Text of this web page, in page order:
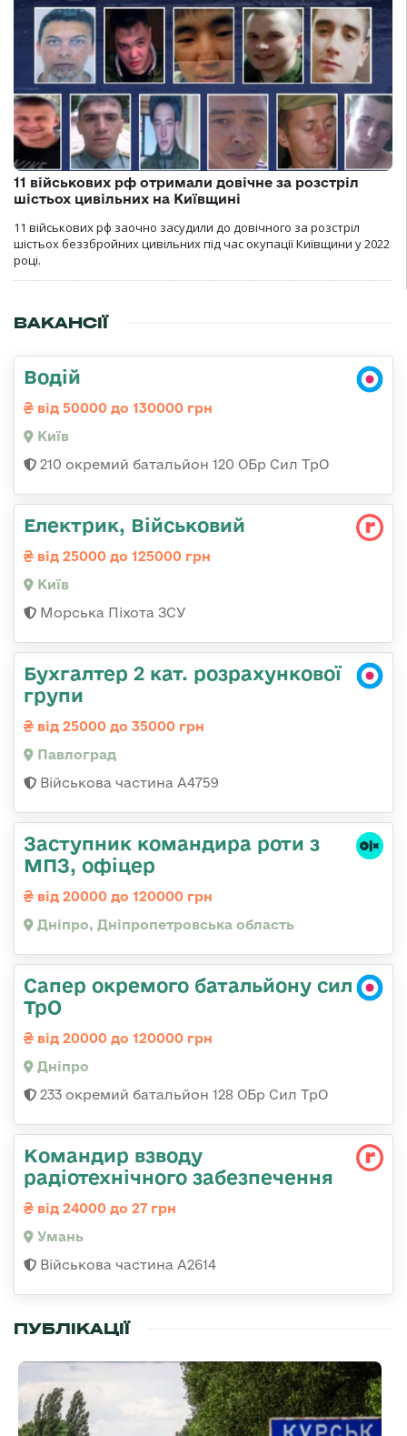
11 військових рф отримали довічне за розстріл
шістьох цивільних на Київщині
11 військових рф заочно засудили до довічного за розстріл
шістьох беззбройних цивільних під час окупації Київщини у 2022
році.
ВАКАНСІЇ
Водій
від 50000 до 130000 грн
Київ
210 окремий батальйон 120 ОБр Сил ТрО
Електрик, Військовий
від 25000 до 125000 грн
Київ
Морська Піхота ЗСУ
Бухгалтер 2 кат. розрахункової
групи
від 25000 до 35000 грн
Павлоград
Військова частина А4759
Заступник командира роти з
МПЗ, офіцер
від 20000 до 120000 грн
Дніпро, Дніпропетровська область
Сапер окремого батальйону сил
ТрО
від 20000 до 120000 грн
Дніпро
233 окремий батальйон 128 ОБр Сил ТрО
Командир взводу
радіотехнічного забезпечення
від 24000 до 27 грн
Умань
Військова частина А2614
ПУБЛІКАЦІЇ